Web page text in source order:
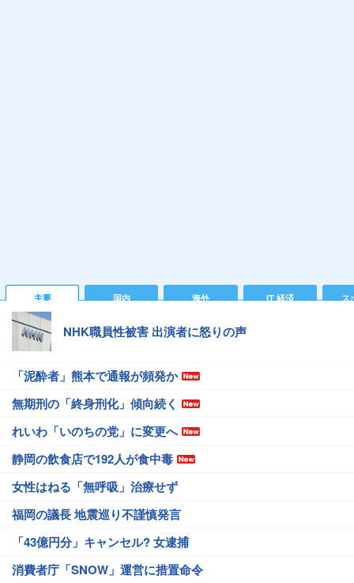
主要 国内 海外 IT 経済 ス
NHK職員性被害 出演者に怒りの声
「泥酔者」熊本で通報が頻発か
無期刑の「終身刑化」傾向続く
れいわ「いのちの党」に変更へ
静岡の飲食店で192人が食中毒
女性はねる「無呼吸」治療せず
福岡の議長 地震巡り不謹慎発言
「43億円分」キャンセル? 女逮捕
消費者庁「SNOW」運営に措置命令